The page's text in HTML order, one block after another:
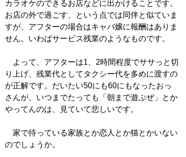
カラオケのできるお店などに出かけることです。
お店の外で過ごす、という点では同伴と似ていま
すが、アフターの場合はキャバ嬢に報酬はありま
せん。いわばサービス残業のようなものです。
よって、アフターは1、2時間程度でササっと切
り上げ、残業代としてタクシー代を多めに渡すの
が正解です。だいたい50にも60にもなったおっ
さんが、いつまでたっても「朝まで遊ぶぜ」とか
やってんのは、見ていて悲しいです。
家で待っている家族とか恋人とか猫とかいない
のでしょうか。